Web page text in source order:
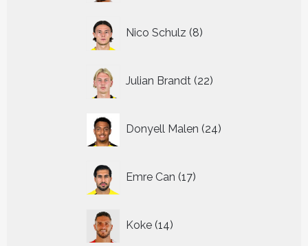
Nico Schulz 8
producten
Julian Brandt 22
producten
Donyell Malen 24
producten
Emre Can 17
producten
Koke 14
producten